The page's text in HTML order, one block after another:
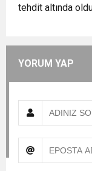
tehdit altında
YORUM YAP